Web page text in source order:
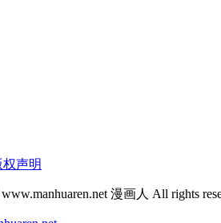
权声明
漫画人 All rights